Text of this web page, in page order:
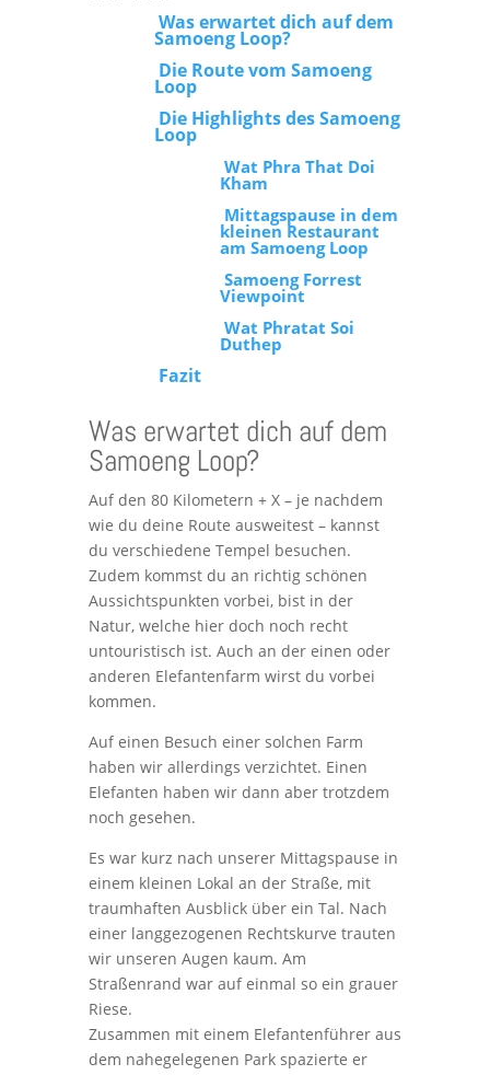
Was erwartet dich auf dem
Samoeng Loop?
Die Route vom Samoeng
Loop
Die Highlights des Samoeng
Loop
Wat Phra That Doi
Kham
Mittagspause in dem
kleinen Restaurant
am Samoeng Loop
Samoeng Forrest
Viewpoint
Wat Phratat Soi
Duthep
Fazit
Was erwartet dich auf dem
Samoeng Loop?
Auf den 80 Kilometern + X – je nachdem
wie du deine Route ausweitest – kannst
du verschiedene Tempel besuchen.
Zudem kommst du an richtig schönen
Aussichtspunkten vorbei, bist in der
Natur, welche hier doch noch recht
untouristisch ist. Auch an der einen oder
anderen Elefantenfarm wirst du vorbei
kommen.
Auf einen Besuch einer solchen Farm
haben wir allerdings verzichtet. Einen
Elefanten haben wir dann aber trotzdem
noch gesehen.
Es war kurz nach unserer Mittagspause in
einem kleinen Lokal an der Straße, mit
traumhaften Ausblick über ein Tal. Nach
einer langgezogenen Rechtskurve trauten
wir unseren Augen kaum. Am
Straßenrand war auf einmal so ein grauer
Riese.
Zusammen mit einem Elefantenführer aus
dem nahegelegenen Park spazierte er